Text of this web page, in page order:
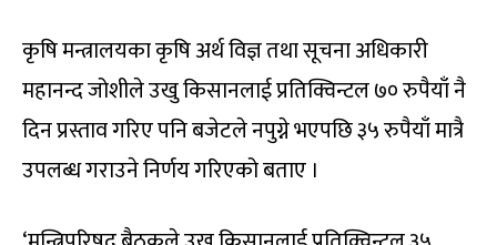
कृषि मन्त्रालयका कृषि अर्थ विज्ञ तथा सूचना अधिकारी
महानन्द जोशीले उखु किसानलाई प्रतिक्विन्टल ७० रुपैयाँ नै
दिन प्रस्ताव गरिए पनि बजेटले नपुग्ने भएपछि ३५ रुपैयाँ मात्रै
उपलब्ध गराउने निर्णय गरिएको बताए ।